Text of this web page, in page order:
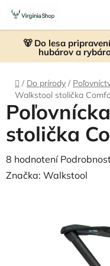
Prejsť
obsah
🐻 Do lesa
hubárov a
Domov
/ Do prírody /
Walkstool stolička
stolička
Priemerné
hodnotenie
8 hodnotení
Značka: Walkstool